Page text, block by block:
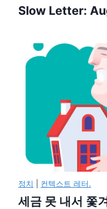
Slow Letter:
정치 컨텍스트 레터.
세금 못 내서 쫓